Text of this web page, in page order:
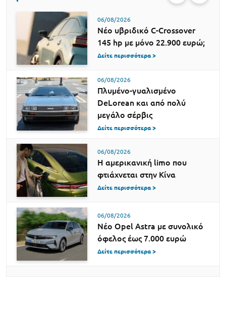
06/08/2026
Νέο υβριδικό C-Crossover
145 hp με μόνο 22.900 ευρώ;
Δείτε περισσότερα >
06/08/2026
Πλυμένο-γυαλισμένο
DeLorean και από πολύ
μεγάλο σέρβις
Δείτε περισσότερα >
06/08/2026
Η αμερικανική limo που
φτιάχνεται στην Κίνα
Δείτε περισσότερα >
06/08/2026
Νέο Opel Astra με συνολικό
όφελος έως 7.000 ευρώ
Δείτε περισσότερα >